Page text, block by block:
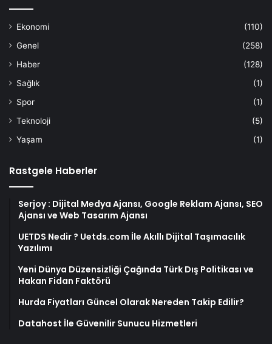
Ekonomi
(110)
Genel
(258)
Haber
(128)
Sağlık
(1)
Spor
(1)
Teknoloji
(5)
Yaşam
(1)
Rastgele Haberler
Serjoy : Dijital Medya Ajansı, Google Reklam Ajansı, SEO
Ajansı ve Web Tasarım Ajansı
UETDS Nedir ? Uetds.com İle Akıllı Dijital Taşımacılık
Yazılımı
Yeni Dünya Düzensizliği Çağında Türk Dış Politikası ve
Hakan Fidan Faktörü
Hurda Fiyatları Güncel Olarak Nereden Takip Edilir?
Datahost İle Güvenilir Sunucu Hizmetleri